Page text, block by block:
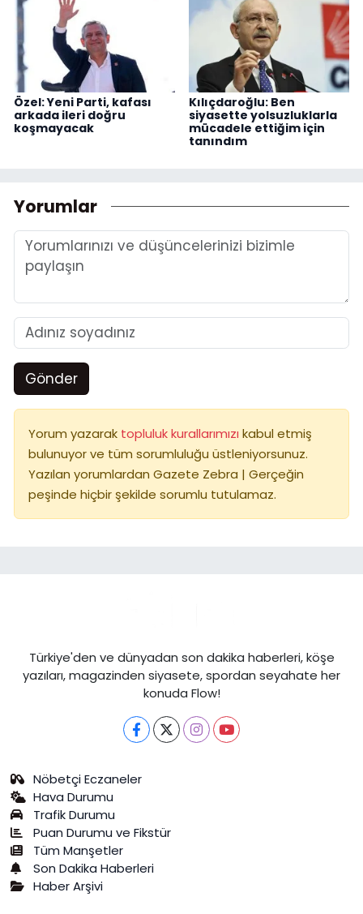
Özel: Yeni Parti, kafası
arkada ileri doğru
koşmayacak
Kılıçdaroğlu: Ben
siyasette yolsuzluklarla
mücadele ettiğim için
tanındım
Yorumlar
Gönder
Yorum yazarak topluluk kurallarımızı kabul etmiş
bulunuyor ve tüm sorumluluğu üstleniyorsunuz.
Yazılan yorumlardan Gazete Zebra | Gerçeğin
peşinde hiçbir şekilde sorumlu tutulamaz.
Türkiye'den ve dünyadan son dakika haberleri, köşe
yazıları, magazinden siyasete, spordan seyahate her
konuda Flow!
Nöbetçi Eczaneler
Hava Durumu
Trafik Durumu
Puan Durumu ve Fikstür
Tüm Manşetler
Son Dakika Haberleri
Haber Arşivi